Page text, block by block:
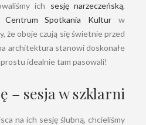
ich sesję narzeczeńską,
Centrum Spotkania Kultur w
że oboje czują się świetnie przed
architektura stanowi doskonałe
idealnie tam pasowali!
– sesja w szklarni
na ich sesję ślubną, chcieliśmy